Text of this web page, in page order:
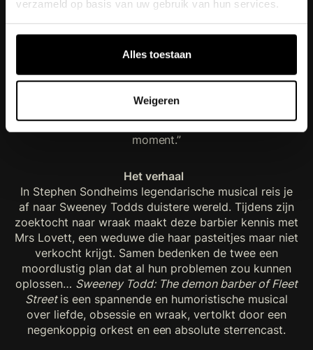
verzameld op basis van uw gebruik van hun services.
Alles toestaan
Weigeren
overheeft voor degenen waar hij van houdt”, vertelt
Janssens. “Ondanks dat zijn manieren uiterst
onethisch zijn, kun je je identificeren met zijn
vastberadenheid. Daarnaast is de muziek steengoed
en blijft het verhaal verrassen. Het zou namelijk geen
thriller zijn zonder goede plot twists… En om dit alles
te mogen doen naast Simone, is echt een bucketlist
moment.”
Het verhaal
In Stephen Sondheims legendarische musical reis je
af naar Sweeney Todds duistere wereld. Tijdens zijn
zoektocht naar wraak maakt deze barbier kennis met
Mrs Lovett, een weduwe die haar pasteitjes maar niet
verkocht krijgt. Samen bedenken de twee een
moordlustig plan dat al hun problemen zou kunnen
oplossen… Sweeney Todd: The demon barber of Fleet
Street is een spannende en humoristische musical
over liefde, obsessie en wraak, vertolkt door een
negenkoppig orkest en een absolute sterrencast.